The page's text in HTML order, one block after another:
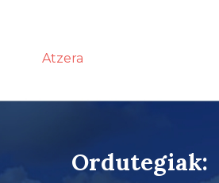
Atzera
Ordutegiak: